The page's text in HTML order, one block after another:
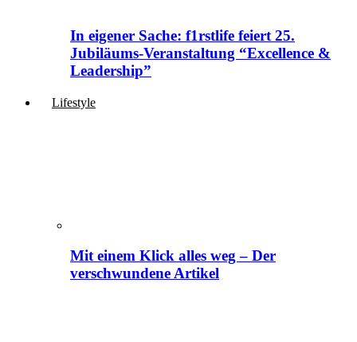
In eigener Sache: f1rstlife feiert 25.
Jubiläums-Veranstaltung “Excellence &
Leadership”
Lifestyle
Mit einem Klick alles weg – Der
verschwundene Artikel